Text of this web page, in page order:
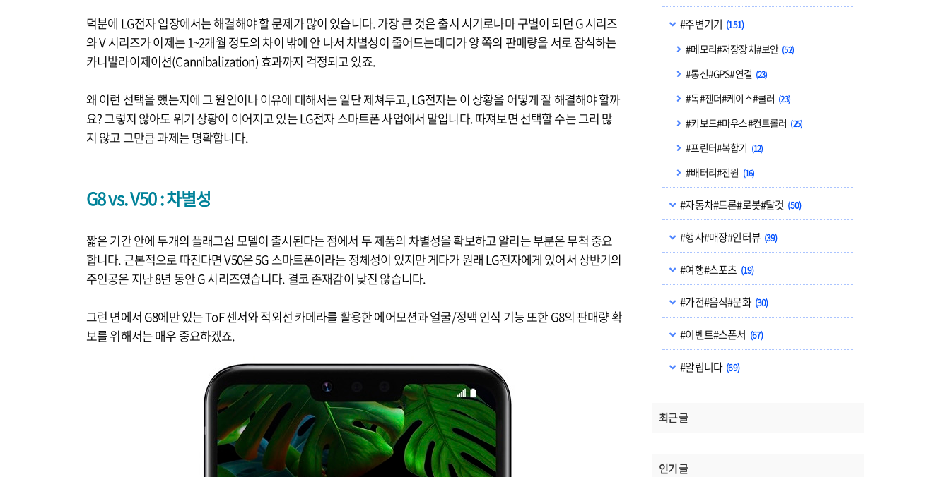
#주변기기 (151)
#메모리#저장장치#보안 (52)
#통신#GPS#연결 (23)
#독#젠더#케이스#쿨러 (23)
#키보드#마우스#컨트롤러 (25)
#프린터#복합기 (12)
#배터리#전원 (16)
#자동차#드론#로봇#탈것 (50)
#행사#매장#인터뷰 (39)
#여행#스포츠 (19)
#가전#음식#문화 (30)
#이벤트#스폰서 (67)
#알립니다 (69)
최근 글
인기 글
덕분에 LG전자 입장에서는 해결해야 할 문제가 많이 있습니다. 가장 큰 것은 출시 시기로나마 구별이 되던 G 시리즈
와 V 시리즈가 이제는 1~2개월 정도의 차이 밖에 안 나서 차별성이 줄어드는데다가 양 쪽의 판매량을 서로 잠식하는
카니발라이제이션(Cannibalization) 효과까지 걱정되고 있죠.
왜 이런 선택을 했는지에 그 원인이나 이유에 대해서는 일단 제쳐두고, LG전자는 이 상황을 어떻게 잘 해결해야 할까
요? 그렇지 않아도 위기 상황이 이어지고 있는 LG전자 스마트폰 사업에서 말입니다. 따져보면 선택할 수는 그리 많
지 않고 그만큼 과제는 명확합니다.
G8 vs. V50 : 차별성
짧은 기간 안에 두개의 플래그십 모델이 출시된다는 점에서 두 제품의 차별성을 확보하고 알리는 부분은 무척 중요
합니다. 근본적으로 따진다면 V50은 5G 스마트폰이라는 정체성이 있지만 게다가 원래 LG전자에게 있어서 상반기의
주인공은 지난 8년 동안 G 시리즈였습니다. 결코 존재감이 낮진 않습니다.
그런 면에서 G8에만 있는 ToF 센서와 적외선 카메라를 활용한 에어모션과 얼굴/정맥 인식 기능 또한 G8의 판매량 확
보를 위해서는 매우 중요하겠죠.